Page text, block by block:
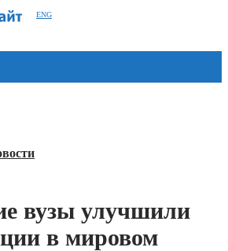
ENG
вузы улучшили
в мировом